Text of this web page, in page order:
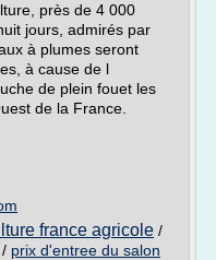
près de 4 000
jours, admirés par
à plumes seront
à cause de l
de plein fouet les
de la France.
france agricole /
/ prix d'entree du salon